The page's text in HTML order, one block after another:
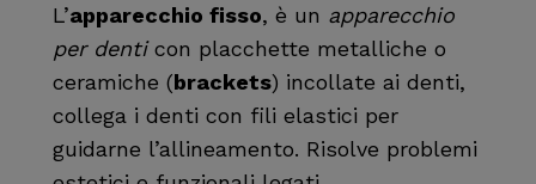
L’apparecchio fisso, è un apparecchio
per denticon placchette metalliche o
ceramiche (brackets) incollate ai denti,
collega i denti con fili elastici per
guidarne l’allineamento. Risolve problemi